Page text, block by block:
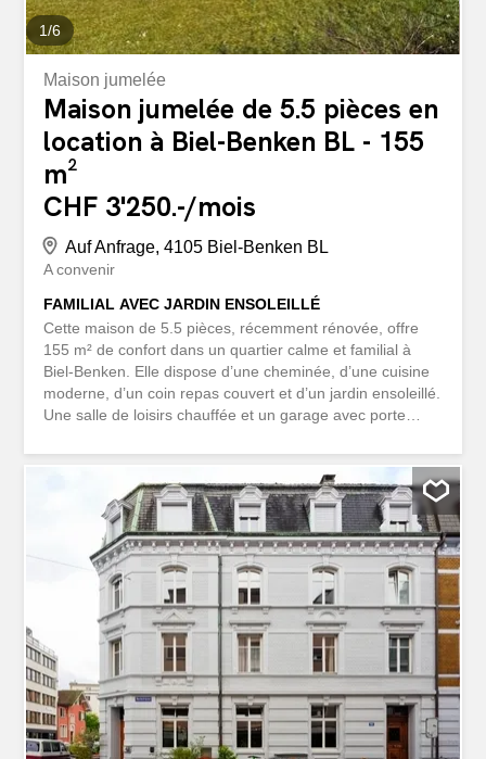
1/6
Maison jumelée
Maison jumelée de 5.5 pièces en
location à Biel-Benken BL - 155
m²
CHF 3'250.-/mois
Auf Anfrage, 4105 Biel-Benken BL
A convenir
FAMILIAL AVEC JARDIN ENSOLEILLÉ
Cette maison de 5.5 pièces, récemment rénovée, offre
155 m² de confort dans un quartier calme et familial à
Biel-Benken. Elle dispose d’une cheminée, d’une cuisine
moderne, d’un coin repas couvert et d’un jardin ensoleillé.
Une salle de loisirs chauffée et un garage avec porte
production d’eau chaude séparée. Animaux acceptés.
Cette propriété BETTERHOMES se distingue par les
avantages suivants: - Cheminée - coin repas couvert -
jardin ensoleillé - cuisine moderne et récente - salle de
loisirs chauffée – garage avec porte électrique - quartier
calme et familial - chauffage neuf avec production d’eau
chaude séparée (2025) - animaux acceptés - et bien plus
encore... Intéressé(e)? Contactez-nous pour une visite
sans engagement! Vous n’avez pas trouvé le bien idéal?
Découvrez plus de 1 900 autres offres sur:
www.betterhomes.ch – le courtier immobilier indépendant
® Vous souhaitez vendre...